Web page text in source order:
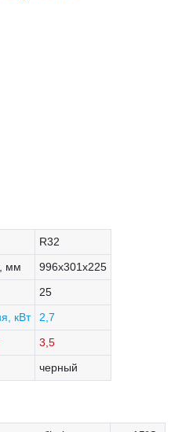
R32
мм
996х301х225
25
кВт
2,7
3,5
черный